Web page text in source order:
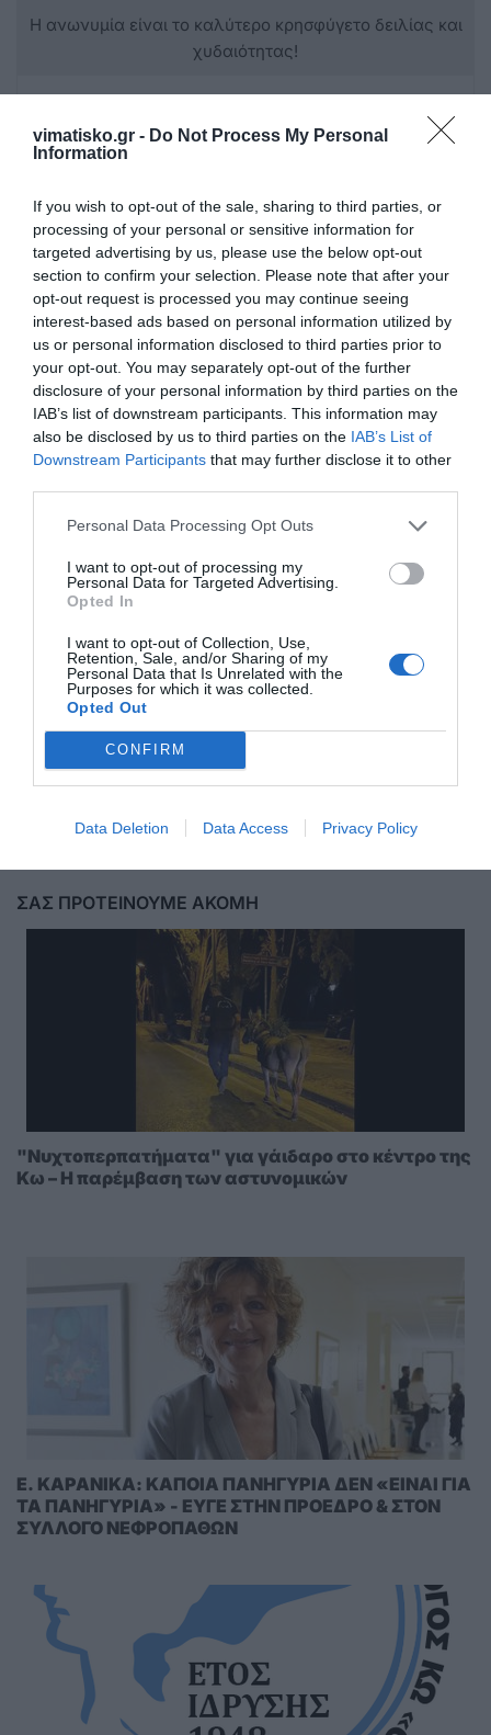
vimatisko.gr - Do Not Process My Personal
Information
If you wish to opt-out of the sale, sharing to third parties, or
processing of your personal or sensitive information for
targeted advertising by us, please use the below opt-out
section to confirm your selection. Please note that after your
opt-out request is processed you may continue seeing
interest-based ads based on personal information utilized by
us or personal information disclosed to third parties prior to
your opt-out. You may separately opt-out of the further
disclosure of your personal information by third parties on the
IAB’s list of downstream participants. This information may
also be disclosed by us to third parties on the IAB’s List of
Downstream Participants that may further disclose it to other
Personal Data Processing Opt Outs
I want to opt-out of processing my
Personal Data for Targeted Advertising.
Opted In
I want to opt-out of Collection, Use,
Retention, Sale, and/or Sharing of my
Personal Data that Is Unrelated with the
Purposes for which it was collected.
Opted Out
CONFIRM
Data Deletion Data Access Privacy Policy
Η ανωνυμία είναι το καλύτερο κρησφύγετο δειλίας και
χυδαιότητας!
Πρόσθεσε ένα σχόλιο
ΟΝΟΜΑ
ΤΙΤΛΟΣ
ΣΧΟΛΙΟ
Αποστολή
ΣΑΣ ΠΡΟΤΕΙΝΟΥΜΕ ΑΚΟΜΗ
"Νυχτοπερπατήματα" για γάιδαρο στο κέντρο της
Κω – Η παρέμβαση των αστυνομικών
E. KAΡΑΝΙΚΑ: ΚΑΠΟΙΑ ΠΑΝΗΓΥΡΙΑ ΔΕΝ «ΕΙΝΑΙ ΓΙΑ
ΤΑ ΠΑΝΗΓΥΡΙΑ» - ΕΥΓΕ ΣΤΗΝ ΠΡΟΕΔΡΟ & ΣΤΟΝ
ΣΥΛΛΟΓΟ ΝΕΦΡΟΠΑΘΩΝ